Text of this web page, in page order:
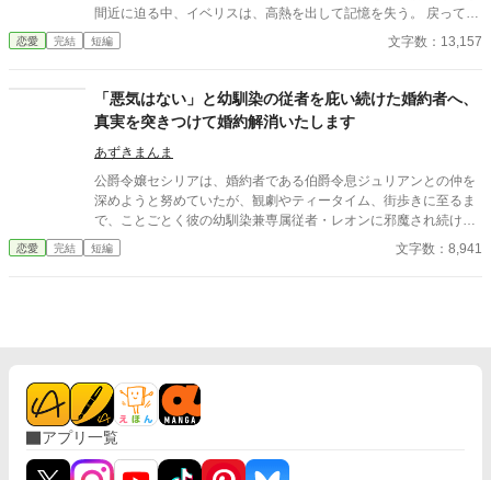
間近に迫る中、イベリスは、高熱を出して記憶を失う。 戻ってき
た夫は、妻に仕える侍女アリッサムから、いない月日の間書き綴
られた日記を手渡される。 そこには、出会った日から自分を恋し
なり、美しく成長した妻を前に、ハイドランジアは、心が揺ら
ぐ。 自分への恋心を忘れてしまったとしても、これ程までに思っ
てくれていたのなら、また、愛を育めるのではないのか？ 様々な
人間の思いが交錯し、物語は、思わぬ方向へと進んでいく。
恋愛 完結 短編 文字数：13,157
「悪気はない」と幼馴染の従者を庇い続けた婚約者へ、
真実を突きつけて婚約解消いたします
あずきまんま
公爵令嬢セシリアは、婚約者である伯爵令息ジュリアンとの仲を
深めようと努めていたが、観劇やティータイム、街歩きに至るま
で、ことごとく彼の幼馴染兼専属従者・レオンに邪魔され続けて
いた。セシリアやその父である公爵が度重なる非礼を注意・抗議
しても、ジュリアンは「悪気はないんだ」「寛容になりなさい」
恋愛 完結 短編 文字数：8,941
アプリ一覧